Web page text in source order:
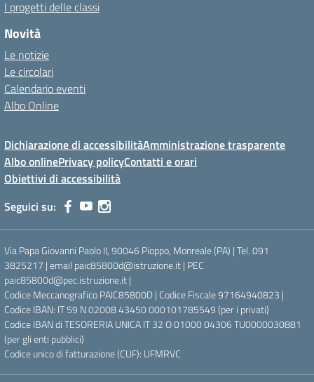
I progetti delle classi
Novità
Le notizie
Le circolari
Calendario eventi
Albo Online
Dichiarazione di accessibilitàAmministrazione trasparente
Albo onlinePrivacy policyContatti e orari
Obiettivi di accessibilità
Seguici su:
Via Papa Giovanni Paolo II, 90046 Pioppo, Monreale (PA) | Tel. 091
3825217 | email paic85800d@istruzione.it | PEC
paic85800d@pec.istruzione.it |
Codice Meccanografico PAIC85800D | Codice Fiscale 97164940823 |
Codice IBAN: IT 59 N 02008 43450 000101785549 (per i privati)
Codice IBAN di TESORERIA UNICA IT 32 O 01000 04306 TU0000030881
(per gli enti pubblici)
Codice unico di fatturazione (CUF): UFMRVC